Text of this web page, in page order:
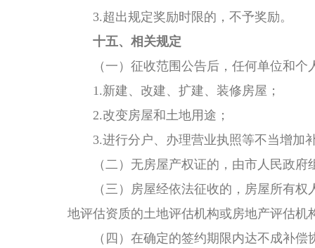
3.超出规定奖励时限的，不予奖励。
十五、 相关规定
（一）征收范围公告后，任何单位和
1.新建、改建、扩建、装修房屋；
2.改变房屋和土地用途；
3.进行分户、办理营业执照等不当增加
（二）无房屋产权证的，由市人民政
（三）房屋经依法征收的，房屋所有
地评估资质的土地评估机构或房地产评估
（四）在确定的签约期限内达不成补